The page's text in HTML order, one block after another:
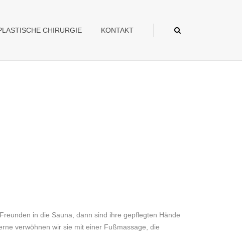
CHIRURGIE KONTAKT
in die Sauna, dann sind ihre gepflegten Hände
verwöhnen wir sie mit einer Fußmassage, die